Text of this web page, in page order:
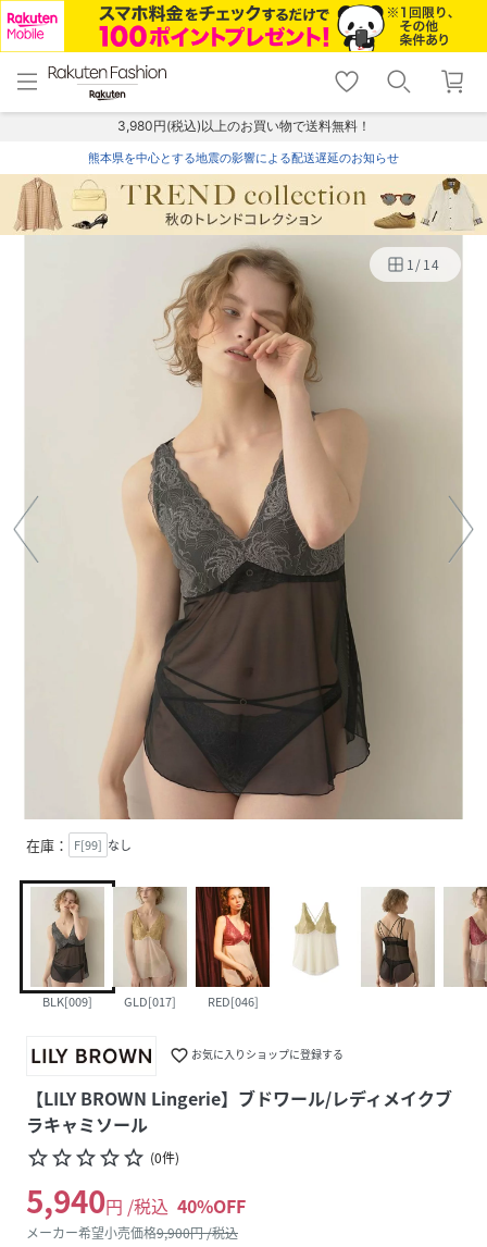
menu home
トップ
shopping_cart lock_outline
ログイン
3,980円(税込)以上のお買い物で送料無料！
熊本県を中心とする地震の影響による配送遅延のお知らせ
1/14
在庫： F[99] なし
BLK[009] GLD[017] RED[046]
favorite_border お気に入りショップに登録する
【LILY BROWN Lingerie】ブドワール/レディメイクブ
ラキャミソール
star_borderstar_borderstar_borderstar_borderstar_border (0件)
5,940円 /税込 40%OFF
メーカー希望小売価格9,900円 /税込